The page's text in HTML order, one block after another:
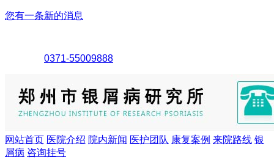
您有一条新的消息
0371-55009888
网站首页 医院介绍 院内新闻 医护团队 康复案例 来院路线 银
屑病 咨询挂号